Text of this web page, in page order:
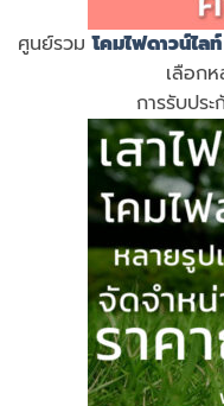
ศูนย์รวมโคมไฟดาวน์ไล
เลือก
การรับปร